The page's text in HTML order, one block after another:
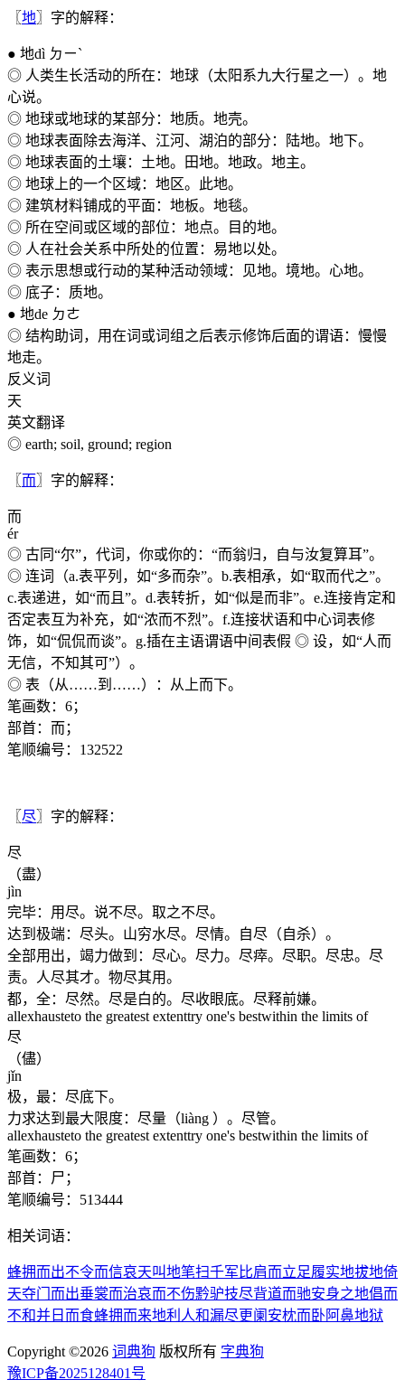
〖地〗字的解释：
● 地dì ㄉㄧˋ
◎ 人类生长活动的所在：地球（太阳系九大行星之一）。地
心说。
◎ 地球或地球的某部分：地质。地壳。
◎ 地球表面除去海洋、江河、湖泊的部分：陆地。地下。
◎ 地球表面的土壤：土地。田地。地政。地主。
◎ 地球上的一个区域：地区。此地。
◎ 建筑材料铺成的平面：地板。地毯。
◎ 所在空间或区域的部位：地点。目的地。
◎ 人在社会关系中所处的位置：易地以处。
◎ 表示思想或行动的某种活动领域：见地。境地。心地。
◎ 底子：质地。
● 地de ㄉㄜ
◎ 结构助词，用在词或词组之后表示修饰后面的谓语：慢慢
地走。
反义词
天
英文翻译
◎ earth; soil, ground; region
〖 而 〗字的解释：
而
ér
◎ 古同“尔”，代词，你或你的：“而翁归，自与汝复算耳”。
◎ 连词（a.表平列，如“多而杂”。b.表相承，如“取而代之”。
c.表递进，如“而且”。d.表转折，如“似是而非”。e.连接肯定和
否定表互为补充，如“浓而不烈”。f.连接状语和中心词表修
饰，如“侃侃而谈”。g.插在主语谓语中间表假 ◎ 设，如“人而
无信，不知其可”）。
◎ 表（从……到……）：从上而下。
笔画数：6；
部首：而；
笔顺编号：132522
〖尽〗字的解释：
尽
（盡）
jìn
完毕：用尽。说不尽。取之不尽。
达到极端：尽头。山穷水尽。尽情。自尽（自杀）。
全部用出，竭力做到：尽心。尽力。尽瘁。尽职。尽忠。尽
责。人尽其才。物尽其用。
都，全：尽然。尽是白的。尽收眼底。尽释前嫌。
allexhausteto the greatest extenttry one's bestwithin the limits of
尽
（儘）
jǐn
极，最：尽底下。
力求达到最大限度：尽量（liàng ）。尽管。
allexhausteto the greatest extenttry one's bestwithin the limits of
笔画数：6；
部首：尸；
笔顺编号：513444
相关词语：
蜂拥而出不令而信哀天叫地笔扫千军 比肩而立足履实地拔地倚
天夺门而出垂裳而治哀而不伤黔驴技尽背道而驰安身之地倡而
不和并日而食蜂拥而来地利人和漏尽更阑 安枕而卧 阿鼻地狱
Copyright ©2026 词典狗 版权所有 字典狗
豫ICP备2025128401号